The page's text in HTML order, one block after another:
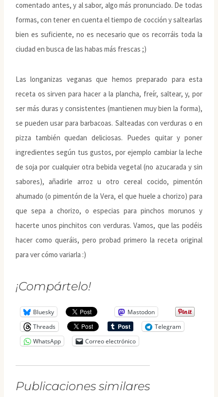
comentado antes, y al sabor, algo más pronunciado. De todas
formas, con tener en cuenta el tiempo de cocción y saltearlas
bien es suficiente, no es necesario que os recorráis toda la
ciudad en busca de las habas más frescas ;)
Las longanizas veganas que hemos preparado para esta
receta os sirven para hacer a la plancha, freír, saltear, y, por
ser más duras y consistentes (mantienen muy bien la forma),
se pueden usar para barbacoas. Salteadas con verduras o en
pizza también quedan deliciosas. Puedes quitar y poner
ingredientes según tus gustos, por ejemplo cambiar la leche
de soja por cualquier otra bebida vegetal (no azucarada y sin
sabores), añadirle arroz u otro cereal cocido, pimentón
ahumado (o pimentón de la Vera, el que huele a chorizo) para
que sepa a chorizo, o especias para pinchos morunos y
hacerte unos pinchitos con verduras. Vamos, que las podéis
hacer como queráis, pero probad primero la receta original
para ver cómo variarla :)
¡Compártelo!
Bluesky
Mastodon
Threads
Telegram
WhatsApp
Correo electrónico
Publicaciones similares